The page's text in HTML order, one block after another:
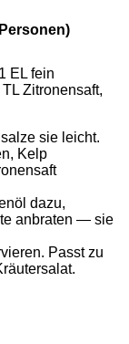
EL fein
Zitronensaft,
sie leicht.
Kelp
dazu,
anbraten — sie
Passt zu